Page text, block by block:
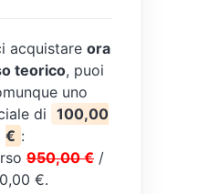
acquistare ora
teorico, puoi
uno
di
100,00
€ :
950,00 € /
€.